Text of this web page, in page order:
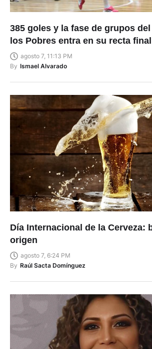
385 goles y la fase de grupos
los Pobres entra en su recta final
agosto 7, 11:13 PM
By Ismael Alvarado
Día Internacional de la Cerveza:
origen
agosto 7, 6:24 PM
By Raúl Sacta Domínguez